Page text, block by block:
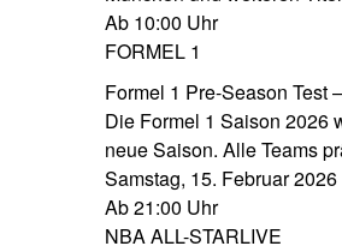
Ab 10:00 Uhr
FORMEL 1
Formel 1 Pre-Season Test
Die Formel 1 Saison 2026
neue Saison. Alle Teams
Samstag, 15. Februar 2026
Ab 21:00 Uhr
NBA ALL-STARLIVE